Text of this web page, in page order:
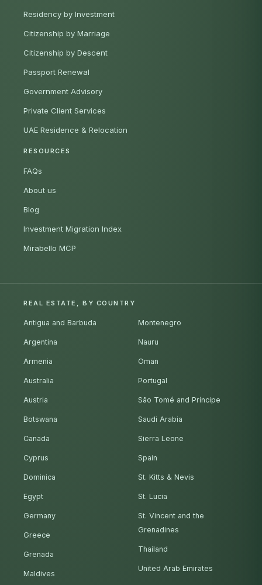
Residency by Investment
Citizenship by Marriage
Citizenship by Descent
Passport Renewal
Government Advisory
Private Client Services
UAE Residence & Relocation
RESOURCES
FAQs
About us
Blog
Investment Migration Index
Mirabello MCP
REAL ESTATE, BY COUNTRY
Antigua and Barbuda
Argentina
Armenia
Australia
Austria
Botswana
Canada
Cyprus
Dominica
Egypt
Germany
Greece
Grenada
Maldives
Montenegro
Nauru
Oman
Portugal
São Tomé and Príncipe
Saudi Arabia
Sierra Leone
Spain
St. Kitts & Nevis
St. Lucia
St. Vincent and the
Grenadines
Thailand
United Arab Emirates